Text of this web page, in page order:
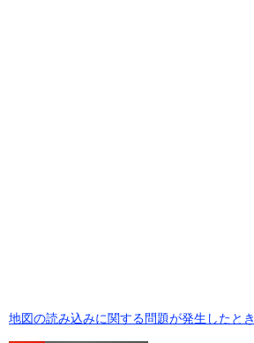
地図の読み込みに関する問題が発生したとき